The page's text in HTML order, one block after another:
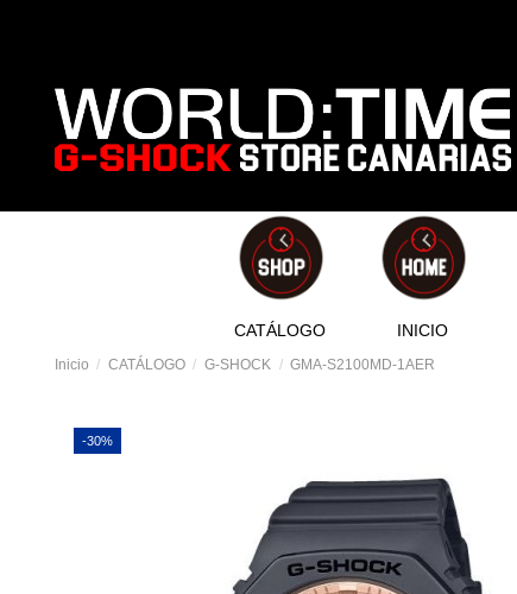
CATÁLOGO INICIO
Inicio CATÁLOGO G-SHOCK GMA-S2100MD-1AER
-30%